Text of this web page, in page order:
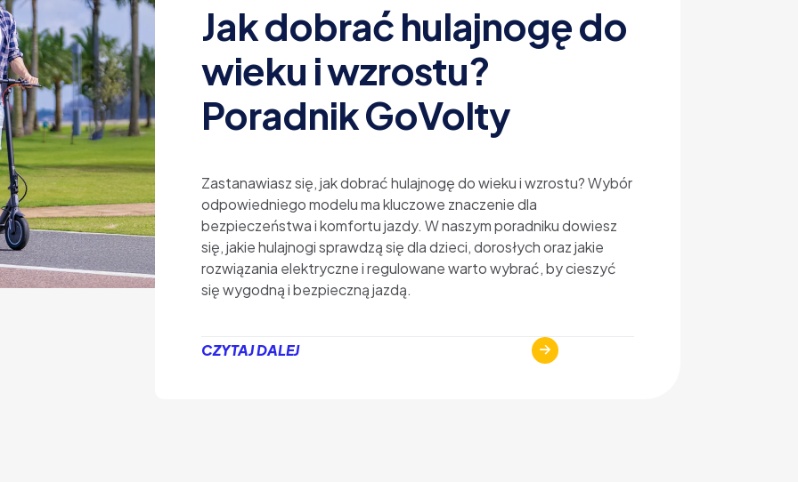
Jak dobrać hulajnogę do
wieku i wzrostu?
Poradnik GoVolty
Zastanawiasz się, jak dobrać hulajnogę do wieku i wzrostu? Wybór
odpowiedniego modelu ma kluczowe znaczenie dla
bezpieczeństwa i komfortu jazdy. W naszym poradniku dowiesz
się, jakie hulajnogi sprawdzą się dla dzieci, dorosłych oraz jakie
rozwiązania elektryczne i regulowane warto wybrać, by cieszyć
się wygodną i bezpieczną jazdą.
CZYTAJ DALEJ